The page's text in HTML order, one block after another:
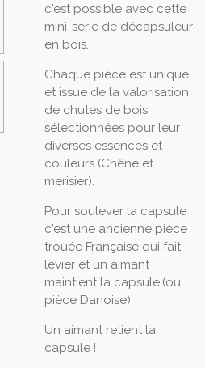
c'est possible avec cette
mini-série de décapsuleur
en bois.
Chaque pièce est unique
et issue de la valorisation
de chutes de bois
sélectionnées pour leur
diverses essences et
couleurs (Chêne et
merisier).
Pour soulever la capsule
c'est une ancienne pièce
trouée Française qui fait
levier et un aimant
maintient la capsule.(ou
pièce Danoise)
Un aimant retient la
capsule !